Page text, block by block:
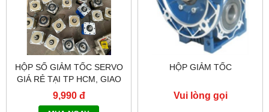
HỘP SỐ GIẢM TỐC SERVO
GIÁ RẺ TẠI TP HCM, GIAO
HÀNG TOÀN QUỐC NHANH
CHÓNG - 0917.882.099
9,990 đ
HỘP GIẢM TỐC
Vui lòng gọi